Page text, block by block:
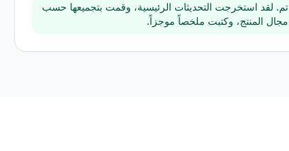
تم. لقد استخرجت التحديثات الرئيسية، وقمت بتجميعها حسب
مجال المنتج، وكتبت ملخصاً موجزاً.